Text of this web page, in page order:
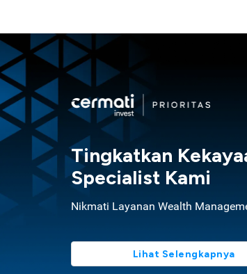
Tingkatkan
Specialist Kami
Nikmati Layanan Wealth
Lihat Selengkapnya